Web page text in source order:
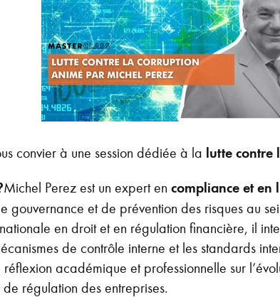
convier à une session dédiée à la lutte contre
Michel Perez est un expert en compliance et en
gouvernance et de prévention des risques au
en droit et en régulation financière, il
de contrôle interne et les standards
académique et professionnelle sur
régulation des entreprises.